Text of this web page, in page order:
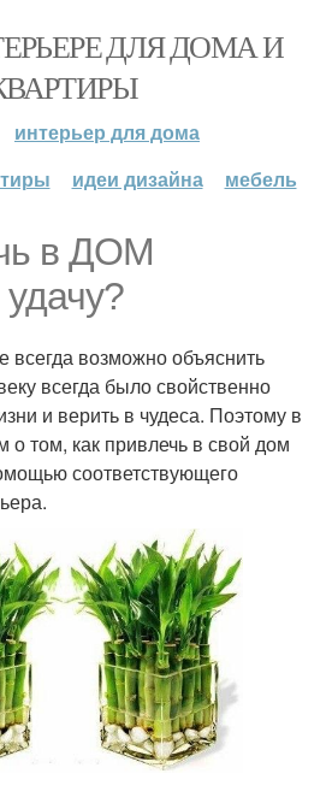
ДЛЯ ДОМА И
интерьер для дома
идеи дизайна мебель
в ДОМ
удачу?
всегда возможно объяснить
всегда было свойственно
и верить в чудеса. Поэтому в
о том, как привлечь в свой дом
соответствующего